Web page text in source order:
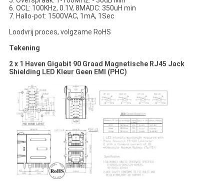
6. OCL: 100KHz, 0.1V, 8MADC: 350uH min
7. Hallo-pot: 1500VAC, 1mA, 1Sec
Loodvrij proces, volgzame RoHS
Tekening
2 x 1 Haven Gigabit 90 Graad Magnetische RJ45 Jack
Shielding LED Kleur Geen EMI (PHC)